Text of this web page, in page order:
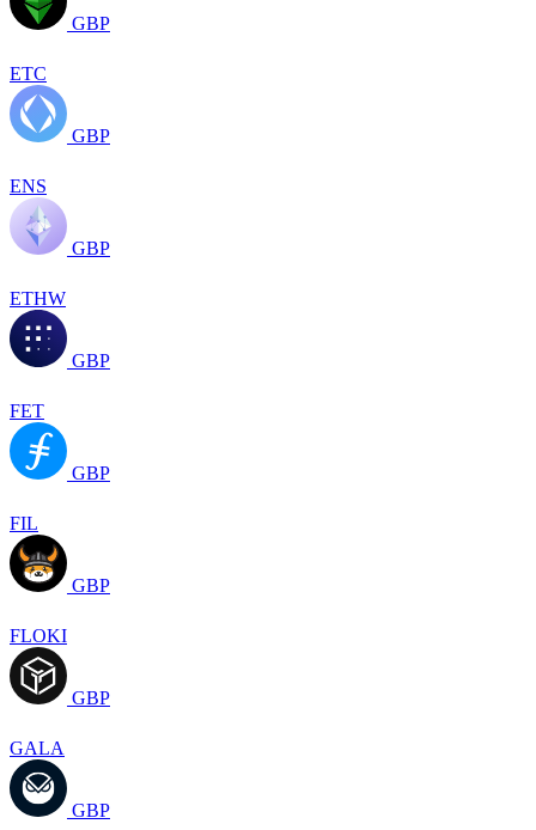
GBP
ETC
GBP
ENS
GBP
ETHW
GBP
FET
GBP
FIL
GBP
FLOKI
GBP
GALA
GBP